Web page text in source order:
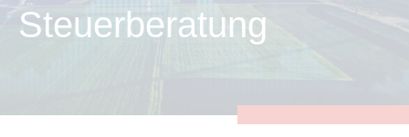
Steuerberatung
zu sichern.
Tracking- und Targeting-Cookies
Angebotes einschließlich der